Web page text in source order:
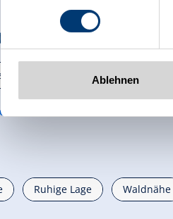
www.zillertalarena.com
Ablehnen
🐈Parkplatz
Ruhige Lage Waldnähe